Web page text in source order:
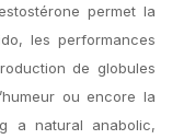
permet la
les performances
de globules
ou encore la
a natural anabolic,